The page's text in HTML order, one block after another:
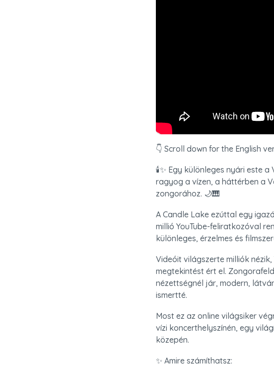
👇 Scroll down for the English
🕯️✨ Egy különleges nyári este
ragyog a vízen, a háttérben a
zongorához. 🌙🎹
A Candle Lake ezúttal egy
millió YouTube-feliratkozóval
különleges, érzelmes és
Videóit világszerte milliók
megtekintést ért el.
nézettségnél jár, modern,
ismertté.
Most ez az online világsiker
vízi koncerthelyszínén, egy
közepén.
✨ Amire számíthatsz: